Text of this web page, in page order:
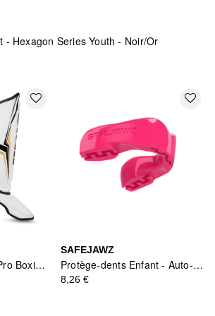
- Hexagon Series Youth - Noir/Or
favorite_border
Protège-tibias King Pro Boxing THOR - Blanc
favorite_border
SAFEJAWZ
Protège-dents Enfant - Auto-ajustable
8,26 €